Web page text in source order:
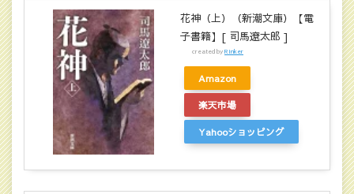
花神（上）（新潮文庫）【電
子書籍】[ 司馬遼太郎 ]
created byRinker
Amazon
楽天市場
Yahooショッピング